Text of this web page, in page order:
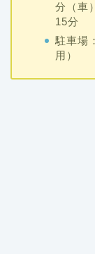
分（車
15分
駐車場
用）